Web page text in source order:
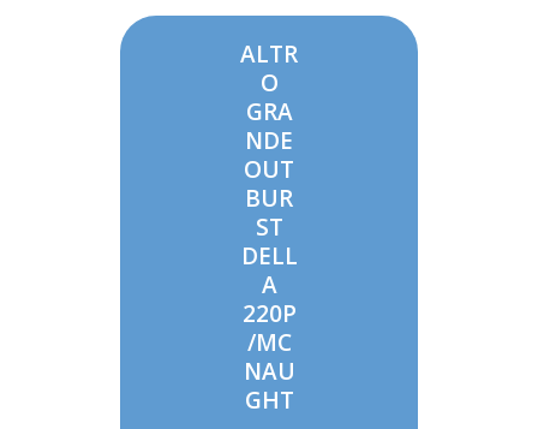
ALTR
O
GRA
NDE
OUT
BUR
ST
DELL
A
220P
/MC
NAU
GHT